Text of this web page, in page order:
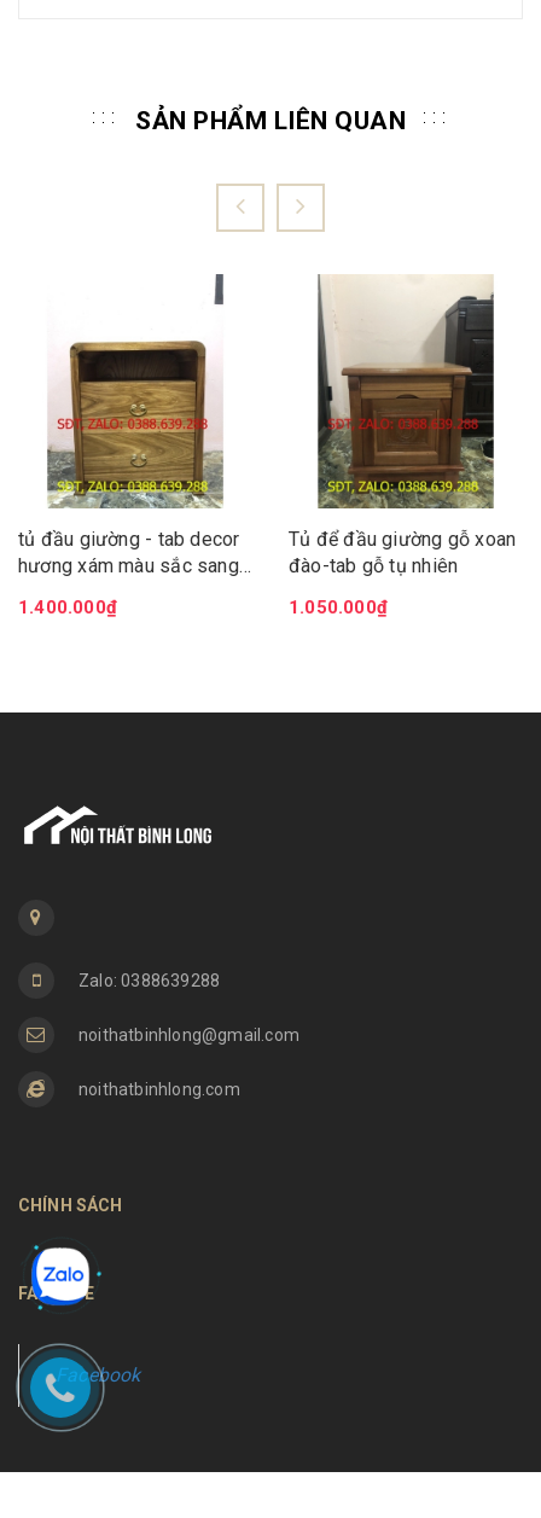
SẢN PHẨM LIÊN QUAN
tủ đầu giường - tab decor
hương xám màu sắc sang
đep cho căn phòng
1.400.000₫
Tủ để đầu giường gỗ xoan
đào-tab gỗ tụ nhiên
1.050.000₫
Zalo: 0388639288
noithatbinhlong@gmail.com
noithatbinhlong.com
CHÍNH SÁCH
FANPAGE
Facebook